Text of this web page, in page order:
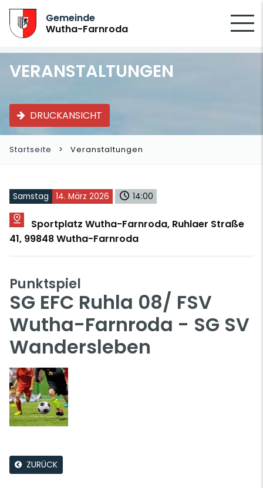
Gemeinde
Wutha-Farnroda
VERANSTALTUNGEN
DRUCKANSICHT
Startseite Veranstaltungen
Samstag 14. März 2026 14:00
Sportplatz Wutha-Farnroda, Ruhlaer Straße
41, 99848 Wutha-Farnroda
Punktspiel
SG EFC Ruhla 08/ FSV
Wutha-Farnroda - SG SV
Wandersleben
ZURÜCK